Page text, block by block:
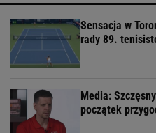
Sensacja w
rady 89.
Media:
początek